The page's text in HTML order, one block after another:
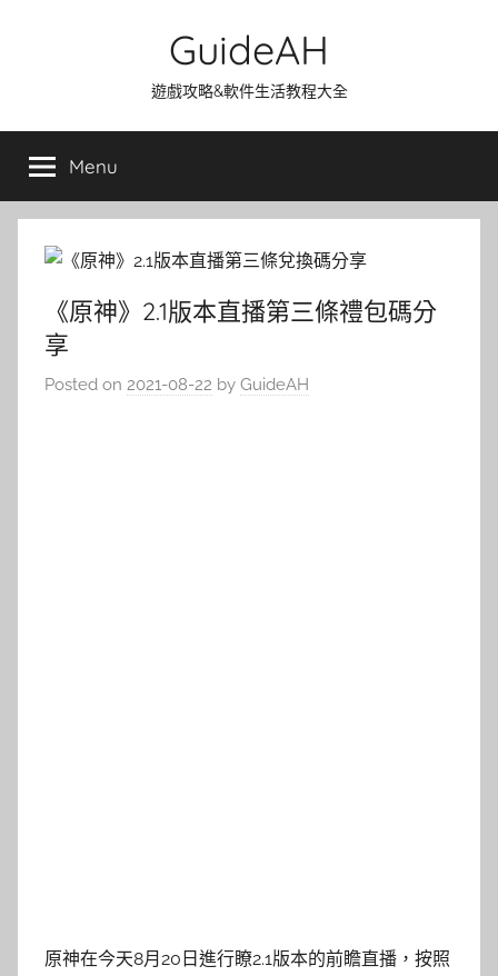
GuideAH
遊戲攻略&軟件生活教程大全
Menu
《原神》2.1版本直播第三條禮包碼分
享
Posted on 2021-08-22 by GuideAH
原神在今天8月20日進行瞭2.1版本的前瞻直播，按照